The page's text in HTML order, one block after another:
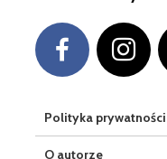
Polityka
O autorze